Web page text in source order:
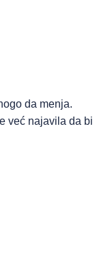
da menja.
već najavila da bi